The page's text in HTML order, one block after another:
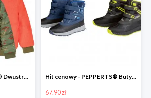
Hit cenowy - LUPILU® Dwustronna kurtka dziecięca z polarem Hit cenowy - PEPPERTS® Buty zimowe chłopięce
67.90 zł